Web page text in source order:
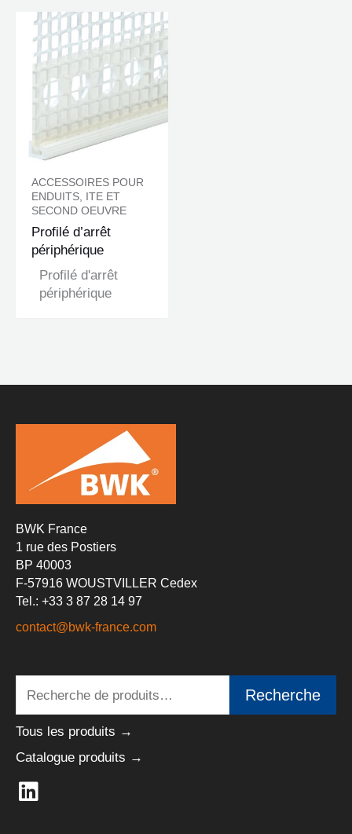
ACCESSOIRES POUR
ENDUITS, ITE ET
SECOND OEUVRE
Profilé d’arrêt
périphérique
Profilé d'arrêt
périphérique
BWK France
1 rue des Postiers
BP 40003
F-57916 WOUSTVILLER Cedex
Tel.: +33 3 87 28 14 97
contact@bwk-france.com
pour :
Recherche
Tous les produits →
Catalogue produits →
L
i